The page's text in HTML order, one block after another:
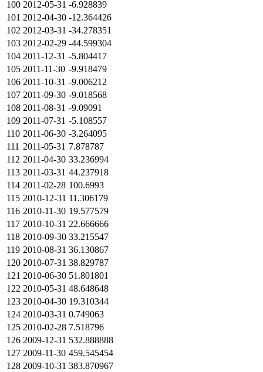
100 2012-05-31 -6.928839
101 2012-04-30 -12.364426
102 2012-03-31 -34.278351
103 2012-02-29 -44.599304
104 2011-12-31 -5.804417
105 2011-11-30 -9.918479
106 2011-10-31 -9.006212
107 2011-09-30 -9.018568
108 2011-08-31 -9.09091
109 2011-07-31 -5.108557
110 2011-06-30 -3.264095
111 2011-05-31 7.878787
112 2011-04-30 33.236994
113 2011-03-31 44.237918
114 2011-02-28 100.6993
115 2010-12-31 11.306179
116 2010-11-30 19.577579
117 2010-10-31 22.666666
118 2010-09-30 33.215547
119 2010-08-31 36.130867
120 2010-07-31 38.829787
121 2010-06-30 51.801801
122 2010-05-31 48.648648
123 2010-04-30 19.310344
124 2010-03-31 0.749063
125 2010-02-28 7.518796
126 2009-12-31 532.888888
127 2009-11-30 459.545454
128 2009-10-31 383.870967